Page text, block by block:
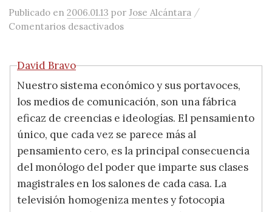
Publicado en2006.01.13 porJose Alcántara /
Comentarios desactivadosen Una bofetada al gusto público
David Bravo
Nuestro sistema económico y sus portavoces,
los medios de comunicación, son una fábrica
eficaz de creencias e ideologías. El pensamiento
único, que cada vez se parece más al
pensamiento cero, es la principal consecuencia
del monólogo del poder que imparte sus clases
magistrales en los salones de cada casa. La
televisión homogeniza mentes y fotocopia